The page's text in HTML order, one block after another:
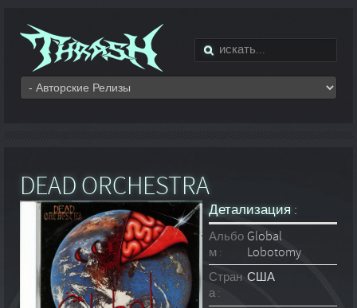
DEAD ORCHESTRA
Детализация :
Альбо
м :
Global
Lobotomy
Стран
а :
США